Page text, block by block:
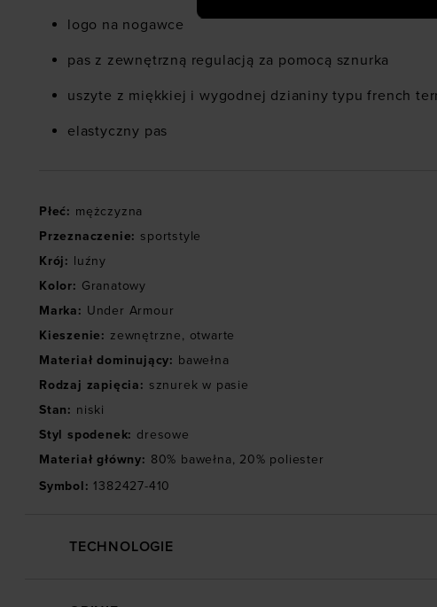
logo na nogawce
pas z zewnętrzną regulacją za pomocą sznurka
uszyte z miękkiej i wygodnej dzianiny typu french
elastyczny pas
Płeć: mężczyzna
Przeznaczenie: sportstyle
Krój: luźny
Kolor: Granatowy
Marka: Under Armour
Kieszenie: zewnętrzne, otwarte
Materiał dominujący: bawełna
Rodzaj zapięcia: sznurek w pasie
Stan: niski
Styl spodenek: dresowe
Materiał główny: 80% bawełna, 20% poliester
Symbol: 1382427-410
TECHNOLOGIE